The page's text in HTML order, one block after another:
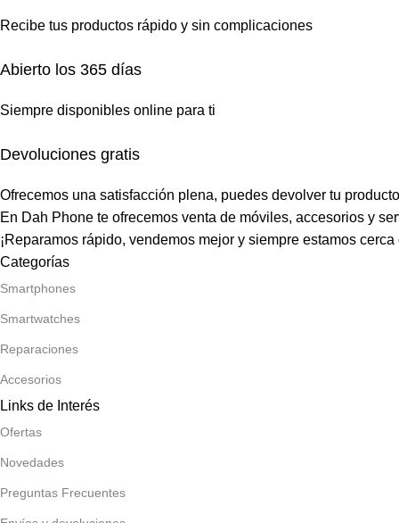
Recibe tus productos rápido y sin complicaciones
Abierto los 365 días
Siempre disponibles online para ti
Devoluciones gratis
Ofrecemos una satisfacción plena, puedes devolver tu
En Dah Phone te ofrecemos venta de móviles, accesorios y
¡Reparamos rápido, vendemos mejor y siempre estamos cerca
Categorías
Smartphones
Smartwatches
Reparaciones
Accesorios
Links de Interés
Ofertas
Novedades
Preguntas Frecuentes